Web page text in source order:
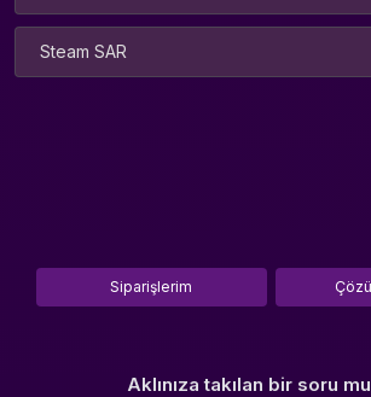
Steam SAR
Siparişlerim
Aklınıza takılan bir soru